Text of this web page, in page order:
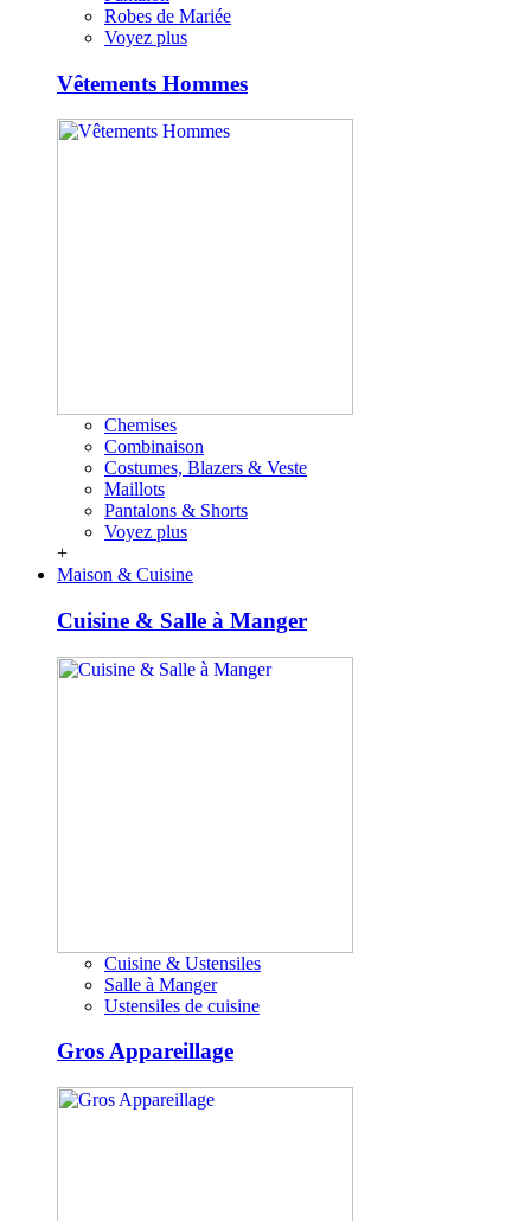
Robes de Mariée
Voyez plus
Vêtements Hommes
Chemises
Combinaison
Costumes, Blazers & Veste
Maillots
Pantalons & Shorts
Voyez plus
+
Maison & Cuisine
Cuisine & Salle à Manger
Cuisine & Ustensiles
Salle à Manger
Ustensiles de cuisine
Gros Appareillage